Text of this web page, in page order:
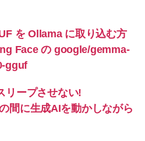
を Ollama に取り込む方
Face の google/gemma-
gguf
リープさせない!
間に生成AIを動かしながら